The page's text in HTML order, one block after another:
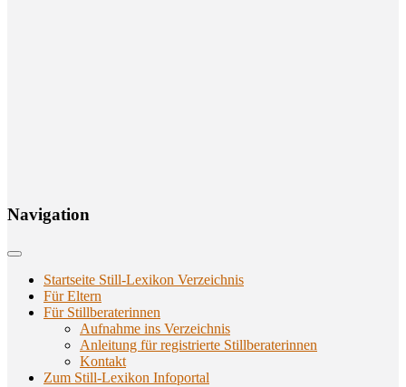
Navi­ga­ti­on
Startseite Still-Lexikon Verzeichnis
Für Eltern
Für Stillberaterinnen
Aufnahme ins Verzeichnis
Anlei­tung für regis­trier­te Stillberaterinnen
Kon­takt
Zum Still-Lexikon Infoportal